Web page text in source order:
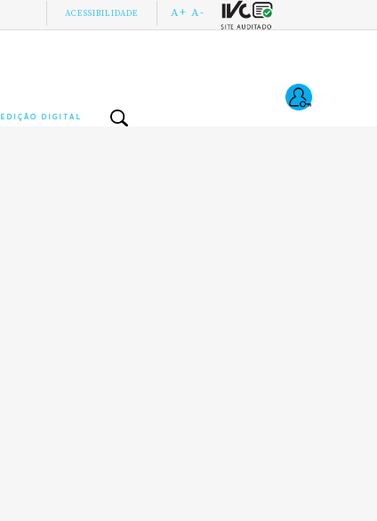
ACESSIBILIDADE A+ A-
EDIÇÃO DIGITAL